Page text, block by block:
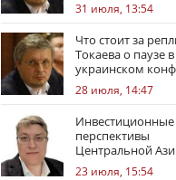
31 июля, 13:54
Что стоит за
Токаева о паузе в
украинском
28 июля, 14:47
Инвестиционные
перспективы
Центральной
региональные
23 июля, 15:54